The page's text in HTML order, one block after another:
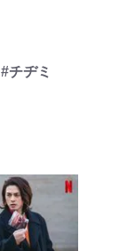
#チヂミ